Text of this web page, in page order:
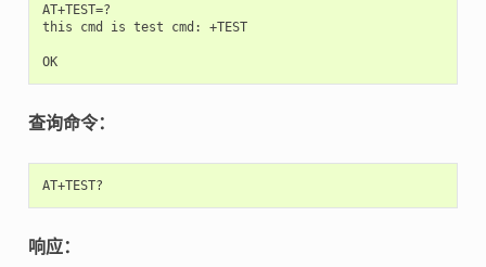
AT+TEST=?
this cmd is test cmd: +TEST
OK
查询命令：
响应：